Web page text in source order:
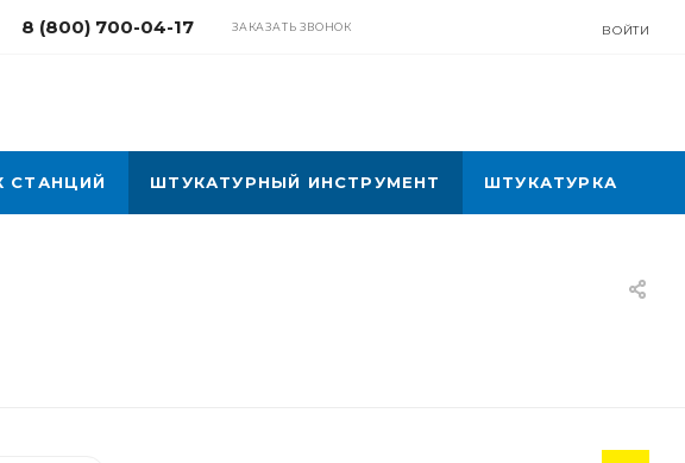
8 (800) 700-04-17 ЗАКАЗАТЬ ЗВОНОК ВОЙТИ
СТАНЦИЙ ШТУКАТУРНЫЙ ИНСТРУМЕНТ ШТУКАТУРКА